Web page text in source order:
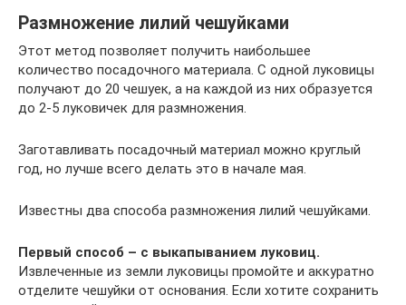
Размножение лилий чешуйками
Этот метод позволяет получить наибольшее
количество посадочного материала. С одной луковицы
получают до 20 чешуек, а на каждой из них образуется
до 2-5 луковичек для размножения.
Заготавливать посадочный материал можно круглый
год, но лучше всего делать это в начале мая.
Известны два способа размножения лилий чешуйками.
Первый способ – с выкапыванием луковиц.
Извлеченные из земли луковицы промойте и аккуратно
отделите чешуйки от основания. Если хотите сохранить